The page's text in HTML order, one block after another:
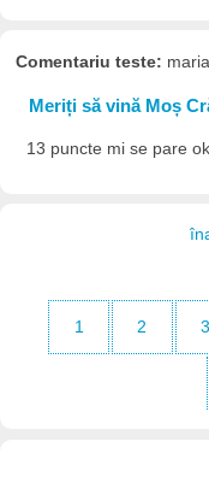
Comentariu teste:
Meriți să vină Moș
13 puncte mi se pare ok
1 2 3